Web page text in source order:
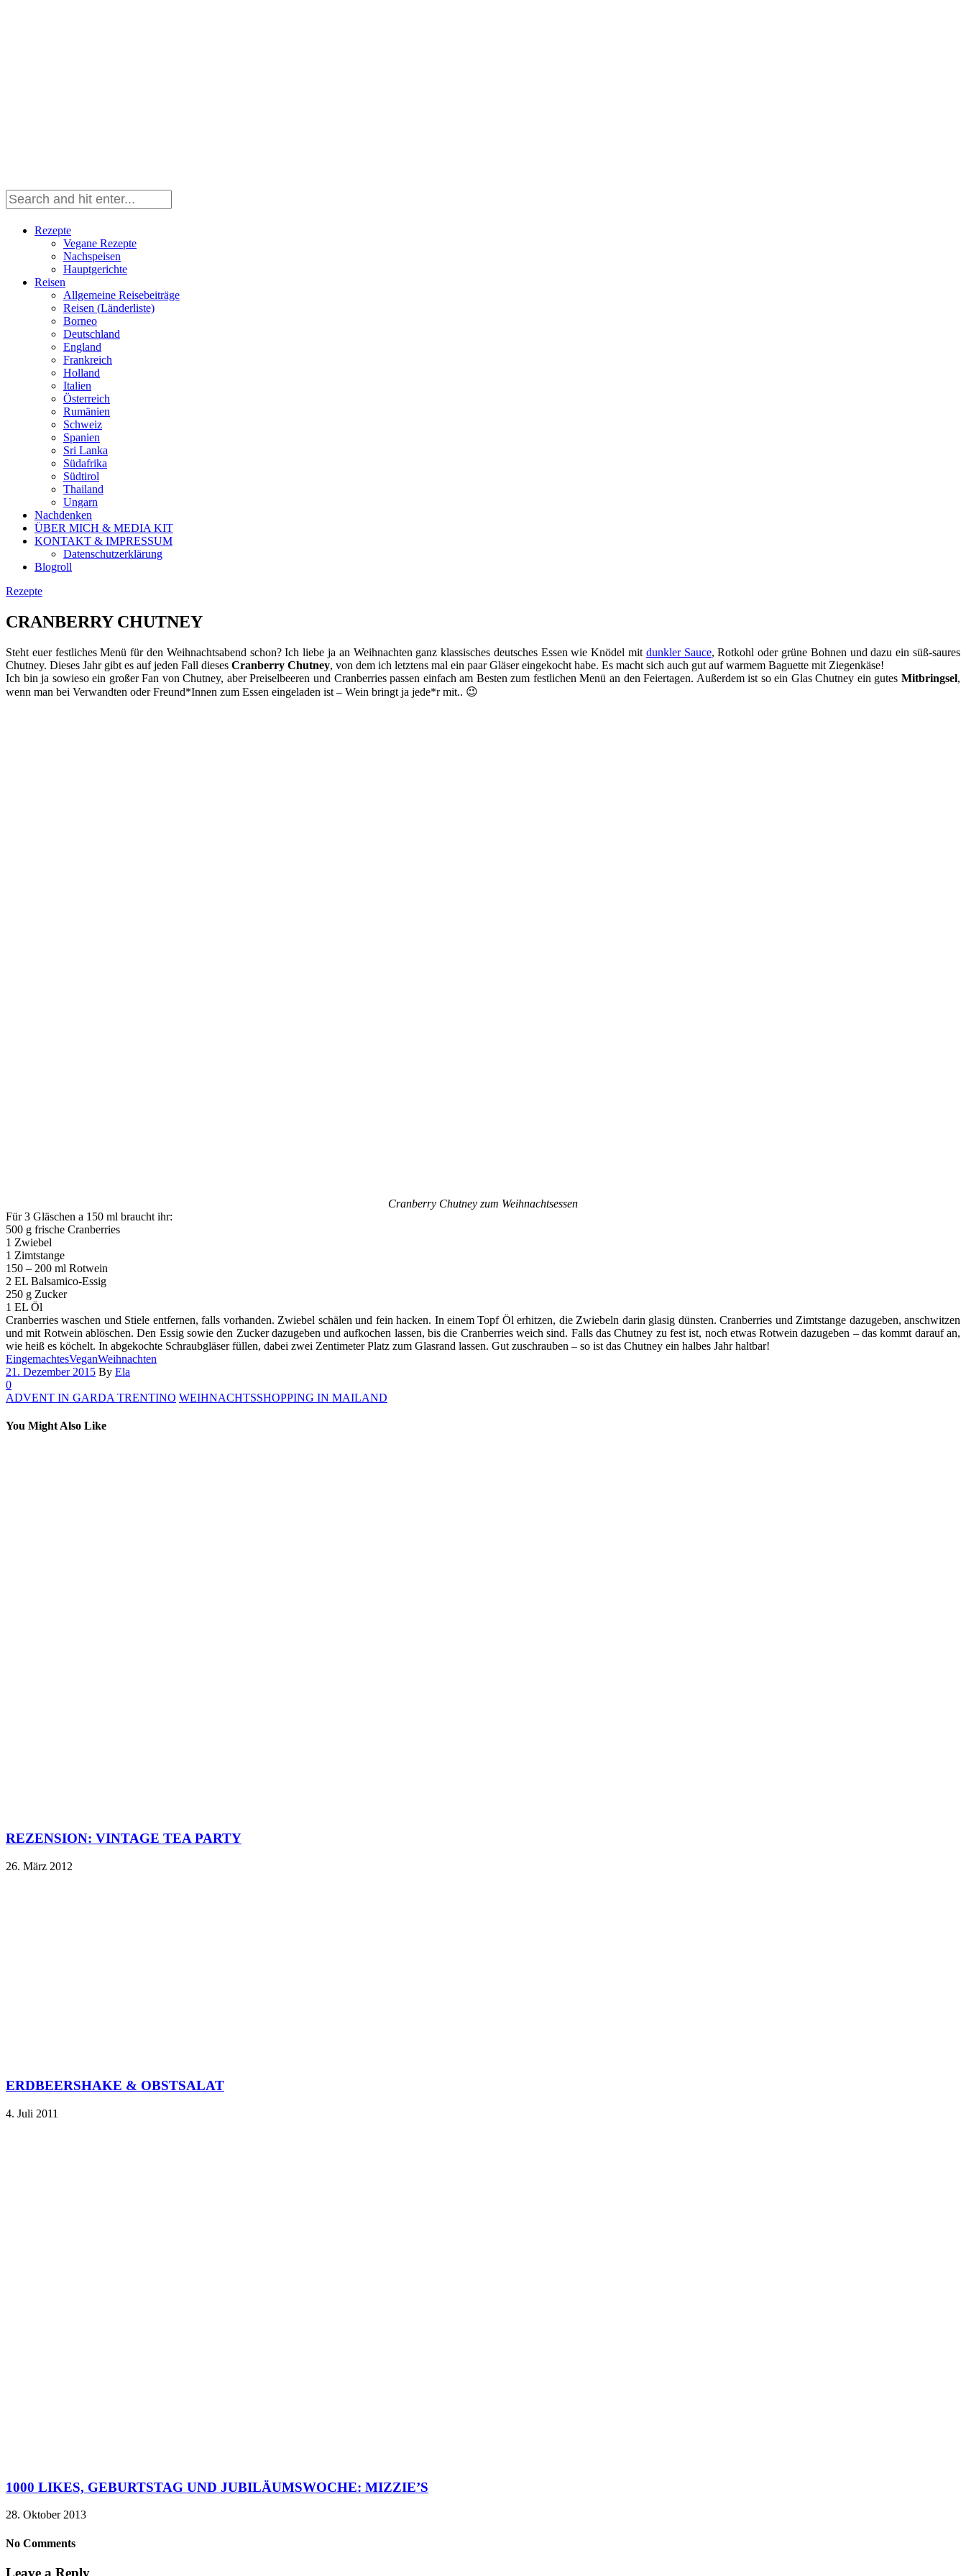
Rezepte
Vegane Rezepte
Nachspeisen
Hauptgerichte
Reisen
Allgemeine Reisebeiträge
Reisen (Länderliste)
Borneo
Deutschland
England
Frankreich
Holland
Italien
Österreich
Rumänien
Schweiz
Spanien
Sri Lanka
Südafrika
Südtirol
Thailand
Ungarn
Nachdenken
ÜBER MICH & MEDIA KIT
KONTAKT & IMPRESSUM
Datenschutzerklärung
Blogroll
Rezepte
CRANBERRY CHUTNEY
Steht euer festliches Menü für den Weihnachtsabend schon? Ich liebe ja an Weihnachten ganz klassisches deutsches Essen wie Knödel mit dunkler Sauce, Rotkohl oder grüne Bohnen und dazu ein süß-saures
Chutney. Dieses Jahr gibt es auf jeden Fall dieses Cranberry Chutney, von dem ich letztens mal ein paar Gläser eingekocht habe. Es macht sich auch gut auf warmem Baguette mit Ziegenkäse!
Ich bin ja sowieso ein großer Fan von Chutney, aber Preiselbeeren und Cranberries passen einfach am Besten zum festlichen Menü an den Feiertagen. Außerdem ist so ein Glas Chutney ein gutes Mitbringsel,
wenn man bei Verwandten oder Freund*Innen zum Essen eingeladen ist – Wein bringt ja jede*r mit.. 😉
Cranberry Chutney zum Weihnachtsessen
Für 3 Gläschen a 150 ml braucht ihr:
500 g frische Cranberries
1 Zwiebel
1 Zimtstange
150 – 200 ml Rotwein
2 EL Balsamico-Essig
250 g Zucker
1 EL Öl
Cranberries waschen und Stiele entfernen, falls vorhanden. Zwiebel schälen und fein hacken. In einem Topf Öl erhitzen, die Zwiebeln darin glasig dünsten. Cranberries und Zimtstange dazugeben, anschwitzen
und mit Rotwein ablöschen. Den Essig sowie den Zucker dazugeben und aufkochen lassen, bis die Cranberries weich sind. Falls das Chutney zu fest ist, noch etwas Rotwein dazugeben – das kommt darauf an,
wie heiß es köchelt. In abgekochte Schraubgläser füllen, dabei zwei Zentimeter Platz zum Glasrand lassen. Gut zuschrauben – so ist das Chutney ein halbes Jahr haltbar!
EingemachtesVeganWeihnachten
21. Dezember 2015 By Ela
0
ADVENT IN GARDA TRENTINO WEIHNACHTSSHOPPING IN MAILAND
You Might Also Like
REZENSION: VINTAGE TEA PARTY
26. März 2012
ERDBEERSHAKE & OBSTSALAT
4. Juli 2011
1000 LIKES, GEBURTSTAG UND JUBILÄUMSWOCHE: MIZZIE’S
28. Oktober 2013
No Comments
Leave a Reply